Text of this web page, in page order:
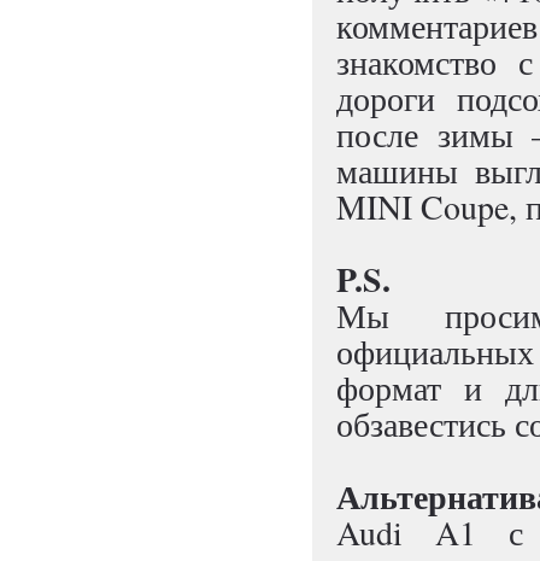
дороги
после зимы
машины
MINI Coupe,
P.S.
Мы
формат и
обзавестись
Audi A1 с